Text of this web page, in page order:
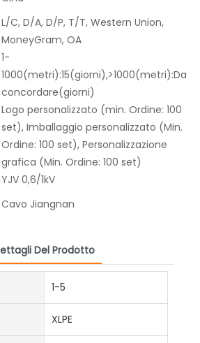
L/C, D/A, D/P, T/T, Western Union,
MoneyGram, OA
1-
1000(metri):15(giorni),>1000(metri):Da
concordare(giorni)
Logo personalizzato (min. Ordine: 100
set), Imballaggio personalizzato (Min.
Ordine: 100 set), Personalizzazione
grafica (Min. Ordine: 100 set)
YJV 0,6/1kV
Cavo Jiangnan
Del Prodotto
1-5
XLPE